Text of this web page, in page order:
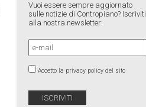
Vuoi essere sempre aggiornato
sulle notizie di Contropiano? Iscriviti
alla nostra newsletter:
Accetto la privacy policy del sito